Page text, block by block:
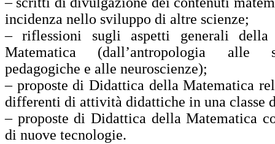
incidenza nello sviluppo di altre scienze;
– riflessioni sugli aspetti generali della
Matematica (dall’antropologia alle
pedagogiche e alle neuroscienze);
– proposte di Didattica della Matematica
differenti di attività didattiche in una classe
– proposte di Didattica della Matematica
di nuove tecnologie.